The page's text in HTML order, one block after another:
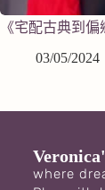
《宅配古典到偏
03/05/2024
where